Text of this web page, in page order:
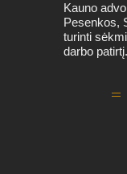
Kauno
Pesenkos,
turinti
darbo patirtį.